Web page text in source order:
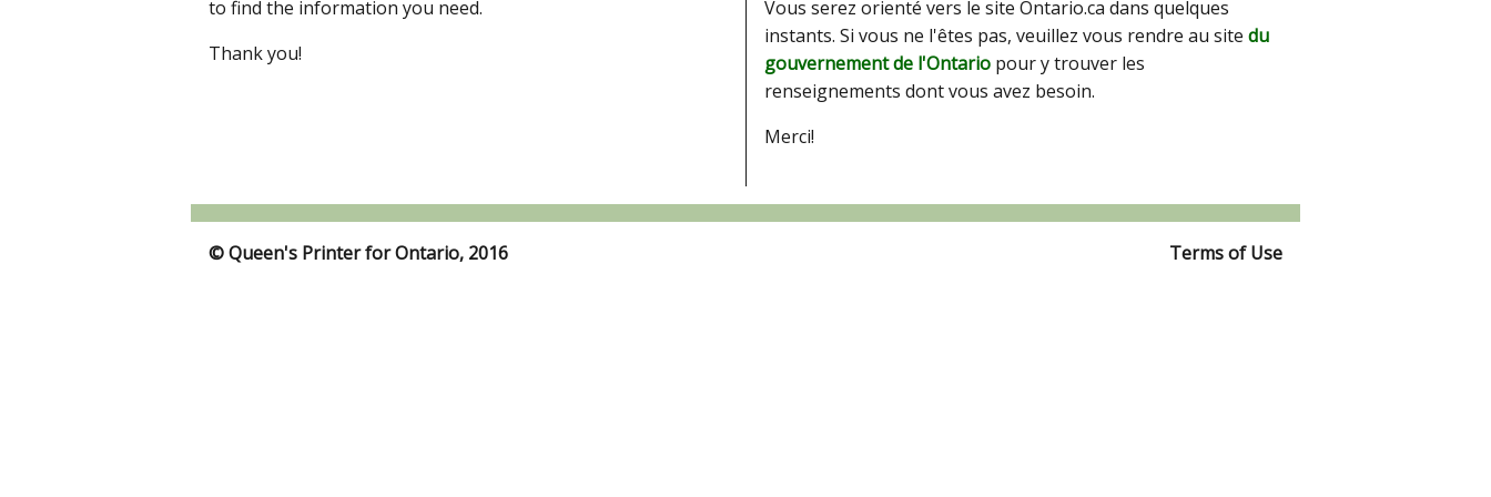
to find the information you need.
Thank you!
Vous serez orienté vers le site Ontario.ca dans quelques
instants. Si vous ne l'êtes pas, veuillez vous rendre au site du
gouvernement de l'Ontario pour y trouver les
renseignements dont vous avez besoin.
Merci!
© Queen's Printer for Ontario, 2016 Terms of Use